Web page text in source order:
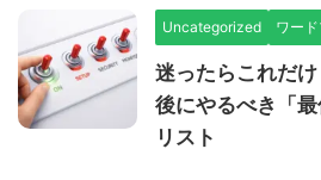
Uncategorized ワー
迷ったらこれだ
後にやるべき「
リスト